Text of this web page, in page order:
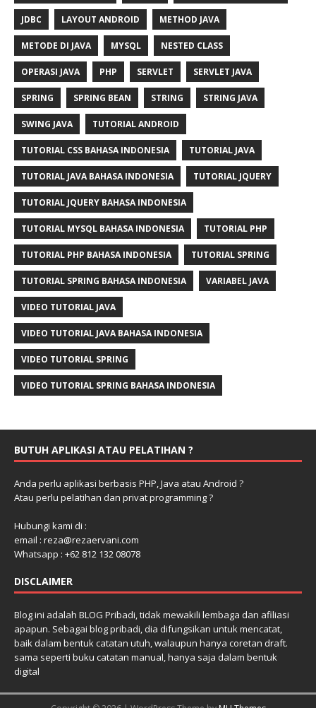
JDBC LAYOUT ANDROID METHOD JAVA
METODE DI JAVA MYSQL NESTED CLASS
OPERASI JAVA PHP SERVLET SERVLET JAVA
SPRING SPRING BEAN STRING STRING JAVA
SWING JAVA TUTORIAL ANDROID
TUTORIAL CSS BAHASA INDONESIA TUTORIAL JAVA
TUTORIAL JAVA BAHASA INDONESIA TUTORIAL JQUERY
TUTORIAL JQUERY BAHASA INDONESIA
TUTORIAL MYSQL BAHASA INDONESIA TUTORIAL PHP
TUTORIAL PHP BAHASA INDONESIA TUTORIAL SPRING
TUTORIAL SPRING BAHASA INDONESIA VARIABEL JAVA
VIDEO TUTORIAL JAVA
VIDEO TUTORIAL JAVA BAHASA INDONESIA
VIDEO TUTORIAL SPRING
VIDEO TUTORIAL SPRING BAHASA INDONESIA
BUTUH APLIKASI ATAU PELATIHAN ?
Anda perlu aplikasi berbasis PHP, Java atau Android ?
Atau perlu pelatihan dan privat programming ?
Hubungi kami di :
email : reza@rezaervani.com
Whatsapp : +62 812 132 08078
DISCLAIMER
Blog ini adalah BLOG Pribadi, tidak mewakili lembaga dan afiliasi
apapun. Sebagai blog pribadi, dia difungsikan untuk mencatat,
baik dalam bentuk catatan utuh, walaupun hanya coretan draft.
sama seperti buku catatan manual, hanya saja dalam bentuk
digital